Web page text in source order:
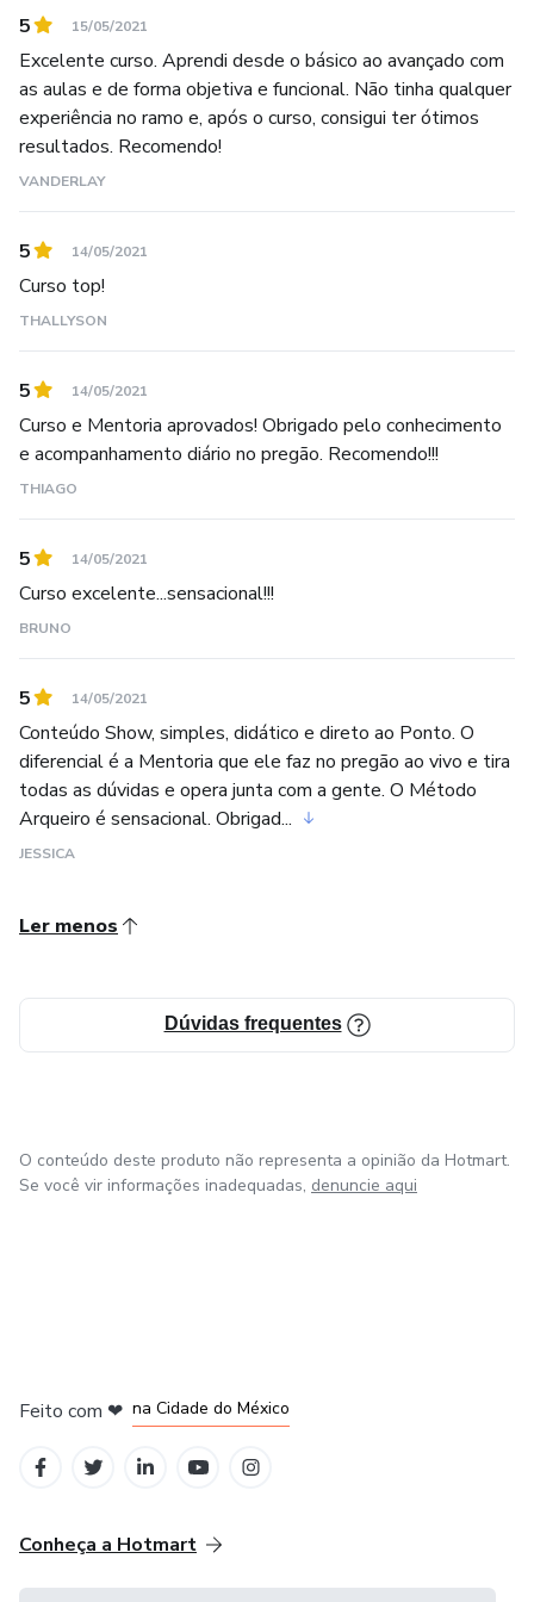
5 15/05/2021
Excelente curso. Aprendi desde o básico ao avançado com
as aulas e de forma objetiva e funcional. Não tinha qualquer
experiência no ramo e, após o curso, consigui ter ótimos
resultados. Recomendo!
VANDERLAY
5 14/05/2021
Curso top!
THALLYSON
5 14/05/2021
Curso e Mentoria aprovados! Obrigado pelo conhecimento
e acompanhamento diário no pregão. Recomendo!!!
THIAGO
5 14/05/2021
Curso excelente...sensacional!!!
BRUNO
5 14/05/2021
Conteúdo Show, simples, didático e direto ao Ponto. O
diferencial é a Mentoria que ele faz no pregão ao vivo e tira
todas as dúvidas e opera junta com a gente. O Método
Arqueiro é sensacional. Obrigad...
JESSICA
Ler menos
Dúvidas frequentes
O conteúdo deste produto não representa a opinião da Hotmart.
Se você vir informações inadequadas, denuncie aqui
Feito com ❤ na Cidade do México
Conheça a Hotmart